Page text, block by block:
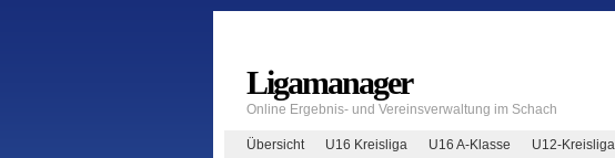
Ligamanager
Online Ergebnis- und Vereinsverwaltung im Schach
Übersicht U16 Kreisliga U16 A-Klasse U12-Kreisliga